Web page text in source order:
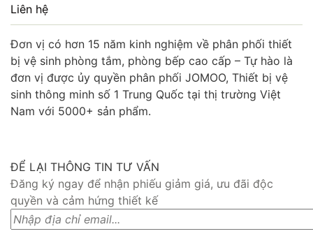
Liên hệ
Đơn vị có hơn 15 năm kinh nghiệm về phân phối thiết
bị vệ sinh phòng tắm, phòng bếp cao cấp – Tự hào là
đơn vị được ủy quyền phân phối JOMOO, Thiết bị vệ
sinh thông minh số 1 Trung Quốc tại thị trường Việt
Nam với 5000+ sản phẩm.
ĐỂ LẠI THÔNG TIN TƯ VẤN
Đăng ký ngay để nhận phiếu giảm giá, ưu đãi độc
quyền và cảm hứng thiết kế